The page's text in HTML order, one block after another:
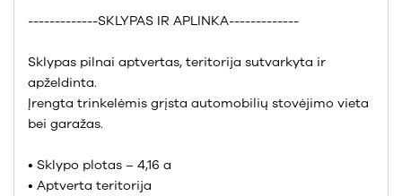
-------------SKLYPAS IR APLINKA-------------
Sklypas pilnai aptvertas, teritorija sutvarkyta ir
apželdinta.
Įrengta trinkelėmis grįsta automobilių stovėjimo vieta
bei garažas.
• Sklypo plotas – 4,16 a
• Aptverta teritorija